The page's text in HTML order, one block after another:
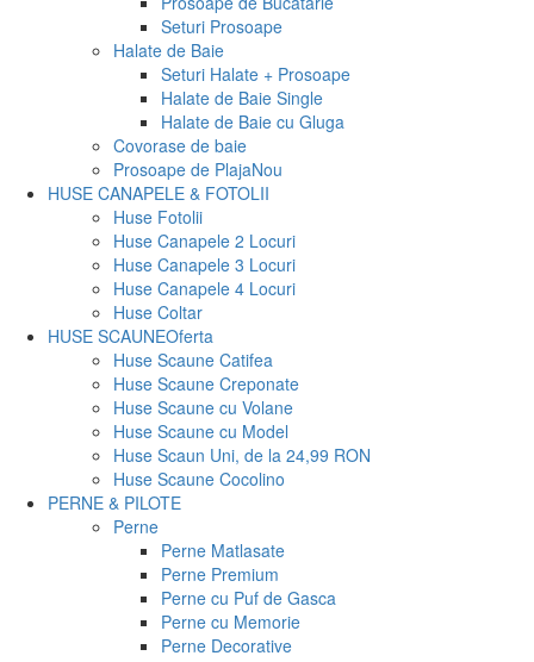
Seturi Prosoape
Halate de Baie
Seturi Halate + Prosoape
Halate de Baie Single
Halate de Baie cu Gluga
Covorase de baie
Prosoape de PlajaNou
HUSE CANAPELE & FOTOLII
Huse Fotolii
Huse Canapele 2 Locuri
Huse Canapele 3 Locuri
Huse Canapele 4 Locuri
Huse Coltar
HUSE SCAUNEOferta
Huse Scaune Catifea
Huse Scaune Creponate
Huse Scaune cu Volane
Huse Scaune cu Model
Huse Scaun Uni, de la 24,99 RON
Huse Scaune Cocolino
PERNE & PILOTE
Perne
Perne Matlasate
Perne Premium
Perne cu Puf de Gasca
Perne cu Memorie
Perne Decorative